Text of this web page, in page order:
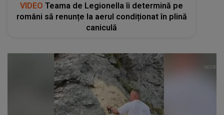
VIDEO Teama de Legionella îi determină pe
români să renunțe la aerul condiționat în plină
caniculă